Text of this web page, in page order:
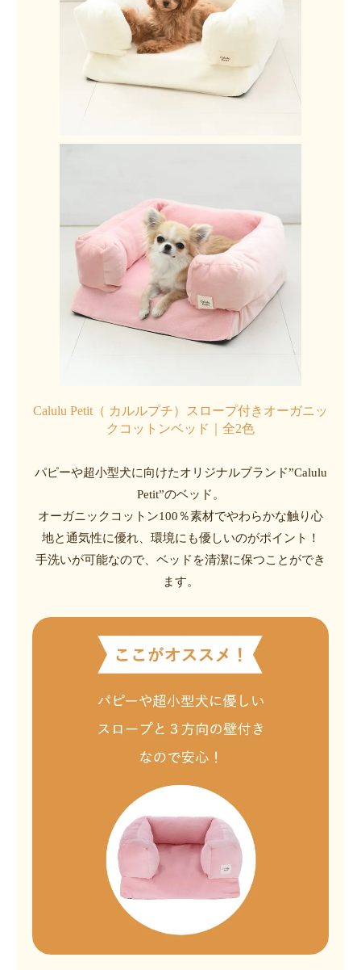
Calulu Petit（ カルルプチ）スロープ付きオーガニッ
クコットンベッド｜全2色
パピーや超小型犬に向けたオリジナルブランド”Calulu
Petit”のベッド。
オーガニックコットン100％素材でやわらかな触り心
地と通気性に優れ、環境にも優しいのがポイント！
手洗いが可能なので、ベッドを清潔に保つことができ
ます。